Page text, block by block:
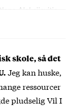
Aleksijevitjs
skole, så det
Jeg kan huske,
ressourcer
pludselig Vil I